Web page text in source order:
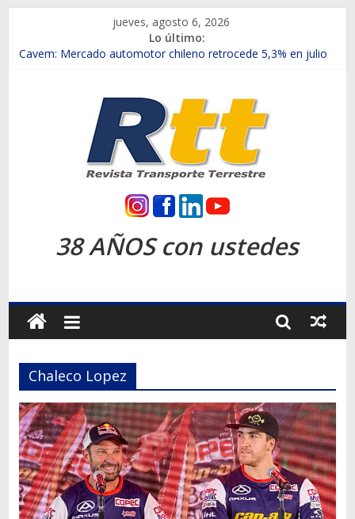
contenido
jueves, agosto 6, 2026
Lo último:
Chile es el primer mercado internacional en lanzar la nueva
Salfa suma vehículos electrificados de Chevrolet en el Biobío
Samex amplía su red con nuevas sucursales en Rancagua y
SINOTRUK Pick-ups presentó la recién estrenada Bolden en
la Expo Compras Públicas 2026
Revista
Transporte
Terrestre
Autos,
camiones,
motos,
información
del
mundo
del
transporte
38 AÑOS con ustedes
Chaleco Lopez